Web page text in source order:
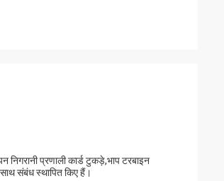
प्रणाली कार्ड टुकड़े,भाप टरबाइन
संबंध स्थापित किए हैं।